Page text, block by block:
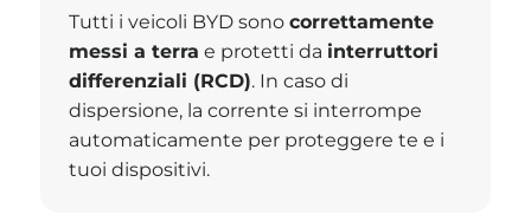
Tutti i veicoli BYD sono correttamente
messi a terra e protetti da interruttori
differenziali (RCD). In caso di
dispersione, la corrente si interrompe
automaticamente per proteggere te e i
tuoi dispositivi.